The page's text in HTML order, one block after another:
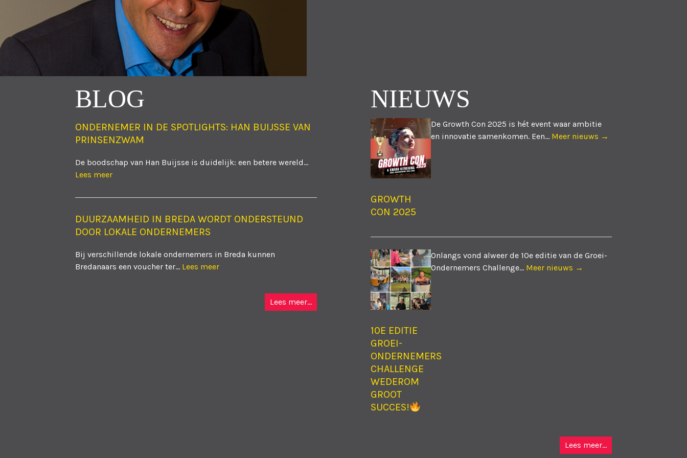
BLOG
ONDERNEMER IN DE SPOTLIGHTS: HAN BUIJSSE VAN
PRINSENZWAM
De boodschap van Han Buijsse is duidelijk: een betere wereld...
Lees meer
DUURZAAMHEID IN BREDA WORDT ONDERSTEUND
DOOR LOKALE ONDERNEMERS
Bij verschillende lokale ondernemers in Breda kunnen
Bredanaars een voucher ter... Lees meer
Lees meer...
NIEUWS
GROWTH
CON 2025
De Growth Con 2025 is hét event waar ambitie
en innovatie samenkomen. Een... Meer nieuws →
10E EDITIE
GROEI-
ONDERNEMERS
CHALLENGE
WEDEROM
GROOT
SUCCES!
Onlangs vond alweer de 10e editie van de Groei-
Ondernemers Challenge... Meer nieuws →
Lees meer...